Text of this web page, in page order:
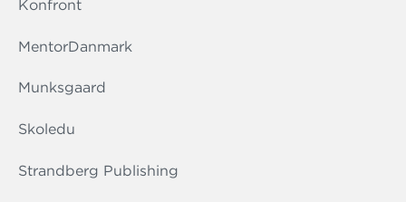
Konfront
MentorDanmark
Munksgaard
Skoledu
Strandberg Publishing